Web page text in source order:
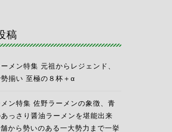
稿
メン特集 元祖からレジェンド、
揃い 至極の８杯＋α
ン特集 佐野ラーメンの象徴、青
っさり醤油ラーメンを堪能出来
から勢いのある一大勢力まで一挙